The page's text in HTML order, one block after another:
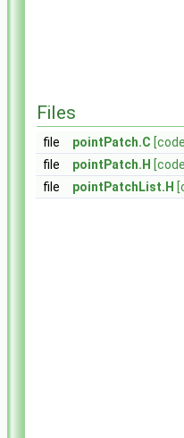
Files
file pointPatch.C
file
pointPatch.H
file
pointPatchList.H